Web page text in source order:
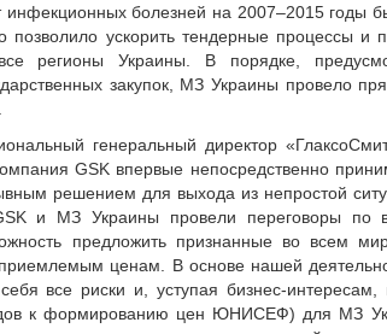
болезней на 2007–2015 годы
позволило ускорить тендерные процессы
регионы Украины. В порядке,
закупок, МЗ Украины провело
генеральный директор
GSK впервые непосредственно
решением для выхода из непростой
и МЗ Украины провели переговоры по
предложить признанные во всем
ценам. В основе нашей
все рис­ки и, уступая бизнес-
к формированию цен ЮНИСЕФ) для МЗ